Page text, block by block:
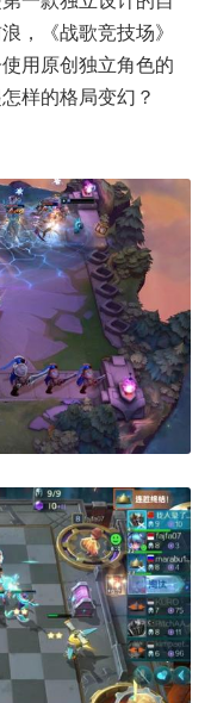
，《战歌竞技场》
用原创独立角色的
样的格局变幻？